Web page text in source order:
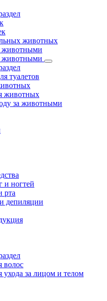
животных
животными
животными
туалетов
животных
за животными
и ногтей
рта
депиляции
волос
ухода за лицом и телом